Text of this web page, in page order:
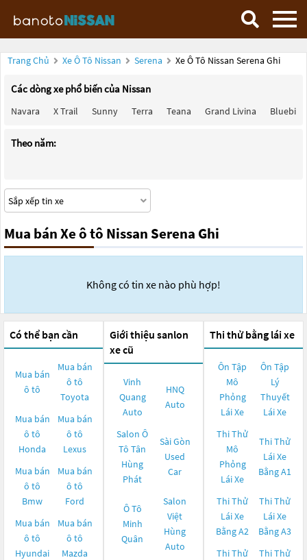
Trang Chủ Xe Ô Tô Nissan Serena Xe Ô Tô Nissan Serena Ghi
Các dòng xe phổ biến của Nissan
Navara X Trail Sunny Terra Teana Grand Livina Bluebird
Theo năm:
Mua bán Xe ô tô Nissan Serena Ghi
Không có tin xe nào phù hợp!
Có thể bạn cần
Mua bán
ô tô
Mua bán
ô tô
Toyota
Mua bán
ô tô
Honda
Mua bán
ô tô
Lexus
Mua bán
ô tô
Bmw
Mua bán
ô tô
Ford
Mua bán
ô tô
Hyundai
Mua bán
ô tô
Mazda
Giới thiệu sanlon
xe cũ
Vinh
Quang
Auto
HNQ
Auto
Salon Ô
Tô Tân
Hùng
Phát
Sài Gòn
Used
Car
Ô Tô
Minh
Quân
Salon
Việt
Hùng
Auto
Thi thử bằng lái xe
Ôn Tập
Mô
Phỏng
Lái Xe
Ôn Tập
Lý
Thuyết
Lái Xe
Thi Thử
Mô
Phỏng
Lái Xe
Thi Thử
Lái Xe
Bằng A1
Thi Thử
Lái Xe
Bằng A2
Thi Thử
Lái Xe
Bằng A3
Thi Thử
Thi Thử